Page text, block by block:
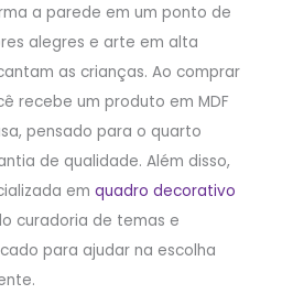
a parede em um ponto de
alegres e arte em alta
as crianças. Ao comprar
recebe um produto em MDF
pensado para o quarto
de qualidade. Além disso,
em quadro decorativo
curadoria de temas e
para ajudar na escolha